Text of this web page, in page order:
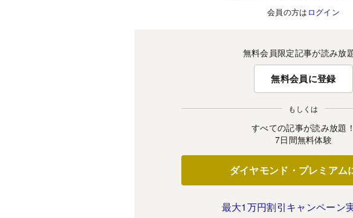
会員の方は ログイン
無料会員限定記事が読み放
無料会員に登録
もしくは
すべての記事が読み放題！
7日間無料体験
ダイヤモンド・プレミアム
最大1万円割引キャンペーン